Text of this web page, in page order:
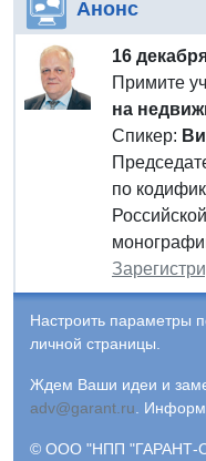
Анонс
16
Примите
на
Спикер:
по
Настроить параметры
личной страницы.
Ждем Ваши идеи и
adv@garant.ru
© ООО "НПП "ГАРАНТ-